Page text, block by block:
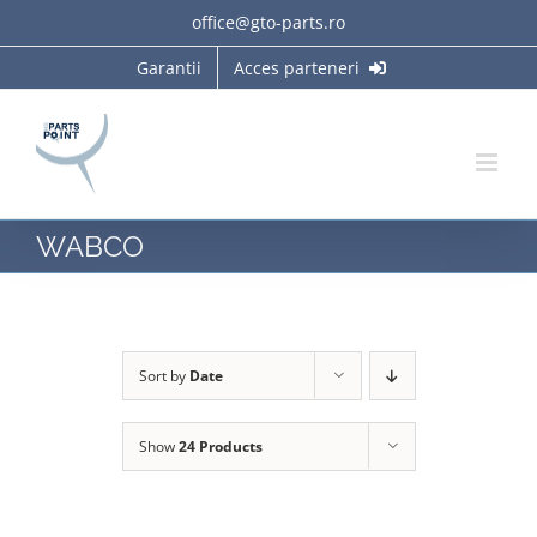
to
office@gto-parts.ro
Garantii
Acces parteneri
WABCO
Sort by Date
Show24 Products